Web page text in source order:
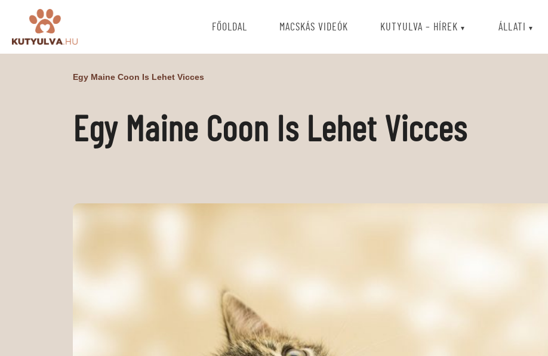
FŐOLDAL MACSKÁS VIDEÓK KUTYULVA – HÍREK ÁLLATI
Egy Maine Coon Is Lehet Vicces
Egy Maine Coon Is Lehet Vicces